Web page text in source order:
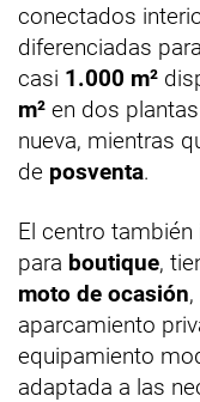
conectados
diferenciadas para
casi 1.000 m²
m² en dos
nueva, mientras
de posventa.
El centro
para boutique,
moto de ocasión
aparcamiento
equipamiento
adaptada a las